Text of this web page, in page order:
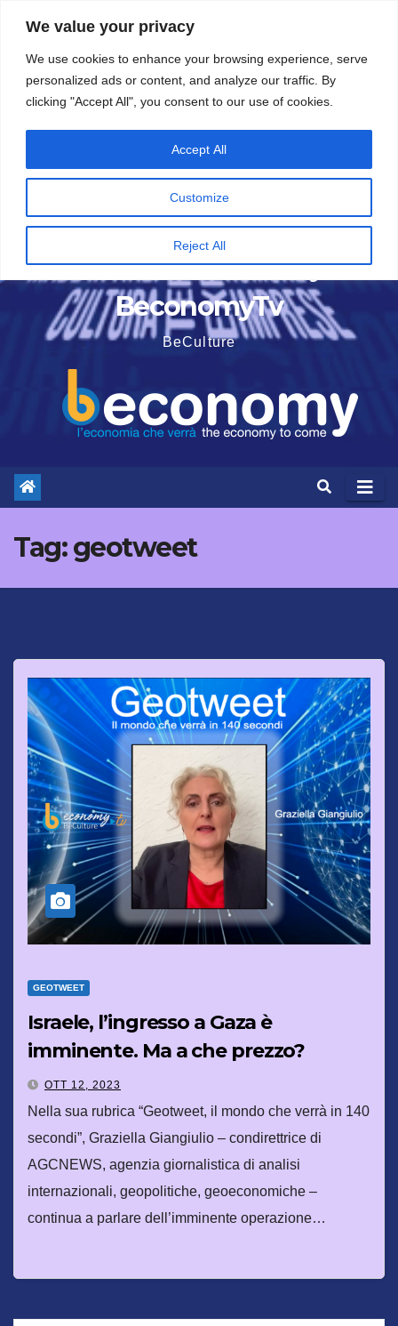
We value your privacy
We use cookies to enhance your browsing experience, serve
personalized ads or content, and analyze our traffic. By
clicking "Accept All", you consent to our use of cookies.
Customize
Reject All
Accept All
contenuto
5 Agosto 2026
BeconomyTv
BeCulture
Tag:geotweet
GEOTWEET
Israele, l’ingresso a Gaza è
imminente. Ma a che prezzo?
OTT 12, 2023
Nella sua rubrica “Geotweet, il mondo che verrà in 140
secondi”, Graziella Giangiulio – condirettrice di
AGCNEWS, agenzia giornalistica di analisi
internazionali, geopolitiche, geoeconomiche –
continua a parlare dell’imminente operazione…